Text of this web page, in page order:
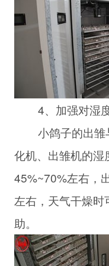
4、加强对湿
小鸽子的出雏
化机、出雏机的湿
45%~70%左右，
左右，天气干燥
助。